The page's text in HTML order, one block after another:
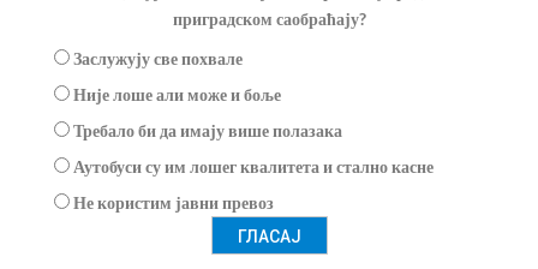
приградском саобраћају?
Заслужују све похвале
Није лоше али може и боље
Требало би да имају више полазака
Аутобуси су им лошег квалитета и стално касне
Не користим јавни превоз